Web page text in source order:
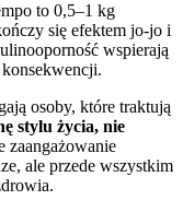
to 0,5–1 kg
się efektem jo-jo i
wspierają
osoby, które traktują
stylu życia, nie
zaangażowanie
ale przede wszystkim